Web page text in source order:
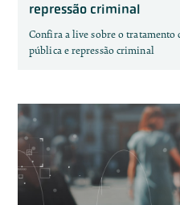
repressão criminal
Confira a live sobre o tratamento
pública e repressão criminal